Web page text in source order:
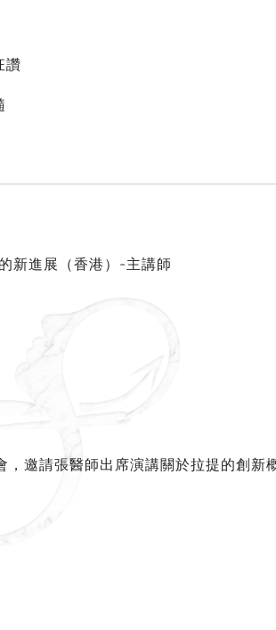
讚
新進展（香港）-主講師
邀請張醫師出席演講關於拉提的創新